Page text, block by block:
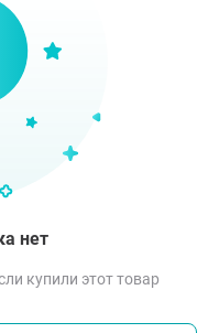
нет
купили этот товар